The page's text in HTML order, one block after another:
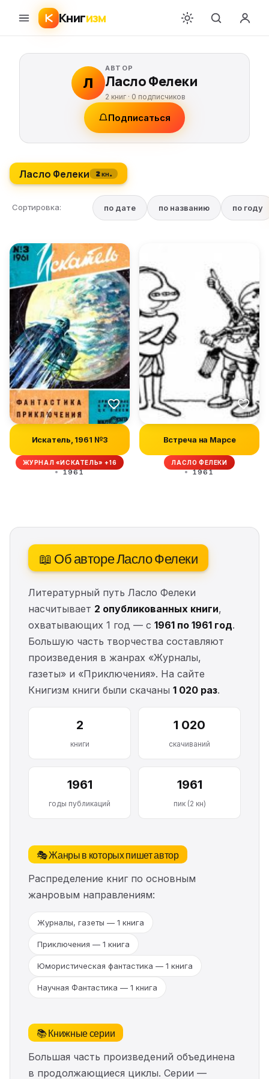
Книгизм
Л
АВТОР
Ласло Фелеки
2 книг · 0 подписчиков
Подписаться
Ласло Фелеки 2 кн.
Сортировка: по дате по названию по году
Искатель, 1961 №3
ЖУРНАЛ «ИСКАТЕЛЬ» +16
1961
Встреча на Марсе
ЛАСЛО ФЕЛЕКИ
1961
📖 Об авторе Ласло Фелеки
Литературный путь Ласло Фелеки
насчитывает 2 опубликованных книги,
охватывающих 1 год — с 1961 по 1961 год.
Большую часть творчества составляют
произведения в жанрах «Журналы,
газеты» и «Приключения». На сайте
Книгизм книги были скачаны 1 020 раз.
2
книги
1 020
скачиваний
1961
годы публикаций
1961
пик (2 кн)
🎭 Жанры в которых пишет автор
Распределение книг по основным
жанровым направлениям:
Журналы, газеты — 1 книга
Приключения — 1 книга
Юмористическая фантастика — 1 книга
Научная Фантастика — 1 книга
📚 Книжные серии
Большая часть произведений объединена
в продолжающиеся циклы. Серии —